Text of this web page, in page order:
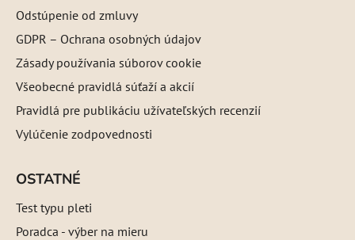
Odstúpenie od zmluvy
GDPR – Ochrana osobných údajov
Zásady používania súborov cookie
Všeobecné pravidlá súťaží a akcií
Pravidlá pre publikáciu užívateľských recenzií
Vylúčenie zodpovednosti
OSTATNÉ
Test typu pleti
Poradca - výber na mieru